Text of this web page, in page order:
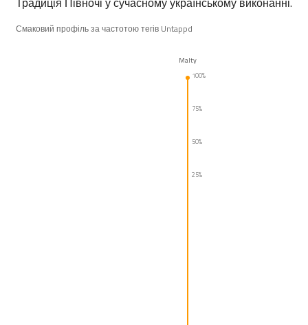
Смаковий профіль за частотою тегів Untappd
25%
50%
75%
100%
Malty